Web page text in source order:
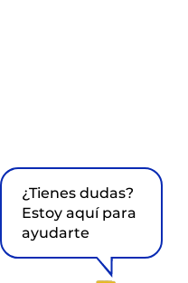
¿Tienes dudas?
Estoy aquí para
ayudarte